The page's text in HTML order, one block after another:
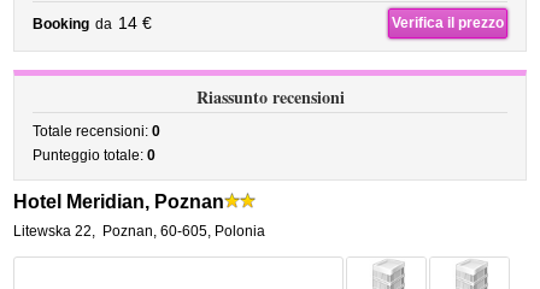
Booking da 14 € Verifica il prezzo
Riassunto recensioni
Totale recensioni:0
Punteggio totale:0
Hotel Meridian, Poznan
Litewska 22, Poznan,60-605, Polonia